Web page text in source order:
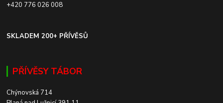
+420 776 026 008
SKLADEM 200+ PŘÍVĚSŮ
PŘÍVĚSY TÁBOR
Chýnovská 714